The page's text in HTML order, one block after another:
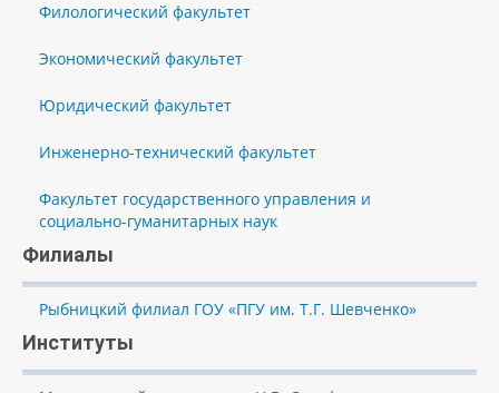
Филологический факультет
Экономический факультет
Юридический факультет
Инженерно-технический факультет
Факультет государственного управления и
социально-гуманитарных наук
Филиалы
Рыбницкий филиал ГОУ «ПГУ им. Т.Г. Шевченко»
Институты